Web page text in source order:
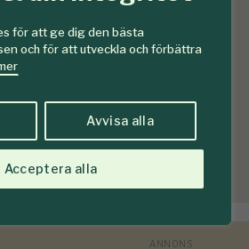
för att ge dig den bästa
och för att utveckla och förbättra
Avvisa alla
Acceptera alla